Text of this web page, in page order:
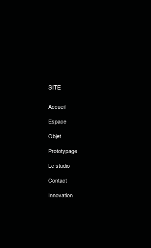
SITE
Accueil
Espace
Objet
Prototypage
Le studio
Contact
Innovation